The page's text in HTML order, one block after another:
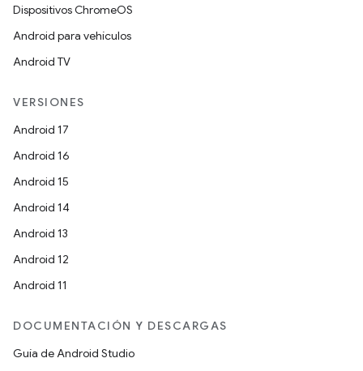
Dispositivos ChromeOS
Android para vehículos
Android TV
VERSIONES
Android 17
Android 16
Android 15
Android 14
Android 13
Android 12
Android 11
DOCUMENTACIÓN Y DESCARGAS
Guía de Android Studio